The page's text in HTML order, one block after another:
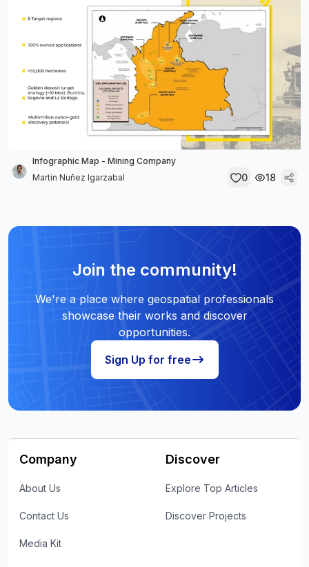
Infographic Map - Mining Company
Martin Nuñez Igarzabal
0 18
Join the community!
We're a place where geospatial professionals
showcase their works and discover
opportunities.
Sign Up for free
Company
About Us
Contact Us
Media Kit
Discover
Explore Top Articles
Discover Projects